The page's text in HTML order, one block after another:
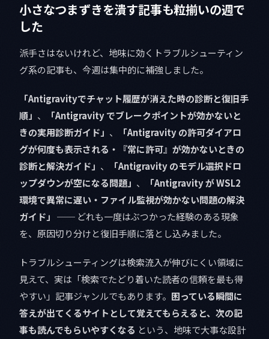
小さなつまずきを潰す記事も粒揃いの週で
した
派手さはないけれど、地味に効くトラブルシューティン
グ系の記事も、今週は集中的に補強しました。
「Antigravityでチャット履歴が消えた時の診断と復旧手
順」 、
「Antigravity でブレークポイントが効かないと
きの実用診断ガイド」 、
「Antigravity の許可ダイアロ
グが何度も表示される・『常に許可』が効かないときの
診断と解決ガイド」 、
「Antigravity のモデル選択ドロ
ップダウンが空になる問題」 、
「Antigravity が WSL2
環境で異常に遅い・ファイル監視が効かない問題の解決
ガイド」 ── どれも一度はぶつかった経験のある現象
を、原因切り分けと復旧手順に落とし込みました。
トラブルシューティングは検索流入が伸びにくい領域に
見えて、実は「検索でたどり着いた読者の信頼を最も得
やすい」記事ジャンルでもあります。 困っている瞬間に
答えが出てくるサイトとして覚えてもらえると、次の記
事も読んでもらいやすくなる という、地味で大事な設計